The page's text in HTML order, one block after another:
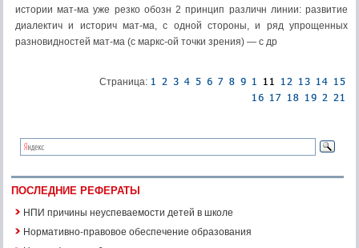
истории мат-ма уже резко обозн 2 принцип раз­личн линии: развитие
диалектич и историч мат-ма, с одной сто­роны, и ряд упрощенных
разновидностей мат-ма (с маркс-ой точки зрения) — с др
Страница:
ПОСЛЕДНИЕ РЕФЕРАТЫ
НПИ причины неуспеваемости детей в школе
Нормативно-правовое обеспечение образования